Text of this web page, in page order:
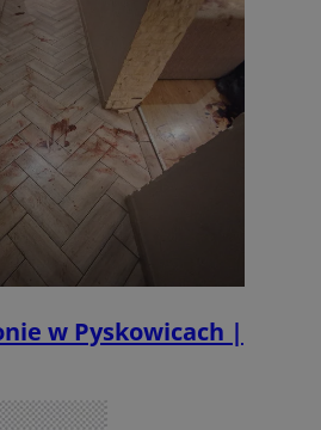
w Pyskowicach |